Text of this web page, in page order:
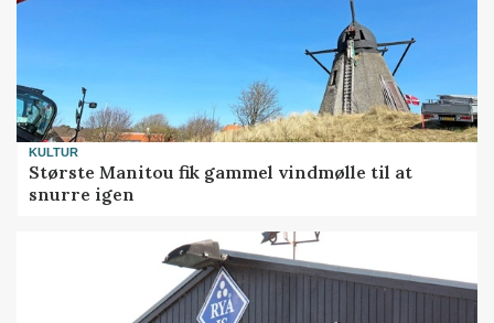
KULTUR
Største Manitou fik gammel vindmølle til at
snurre igen